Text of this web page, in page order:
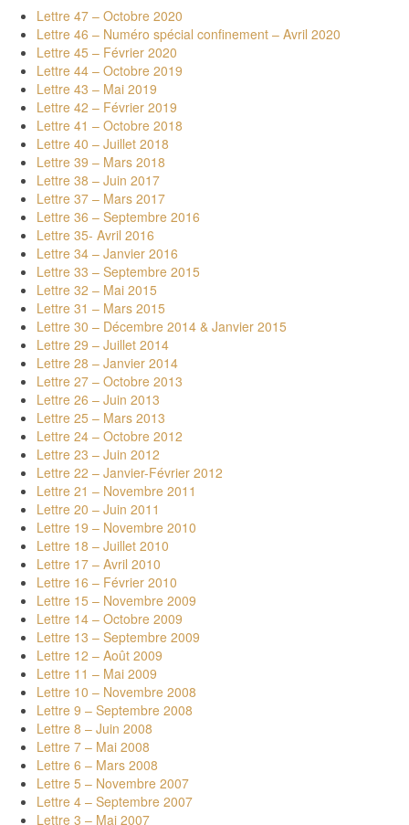
Lettre 47 – Octobre 2020
Lettre 46 – Numéro spécial confinement – Avril 2020
Lettre 45 – Février 2020
Lettre 44 – Octobre 2019
Lettre 43 – Mai 2019
Lettre 42 – Février 2019
Lettre 41 – Octobre 2018
Lettre 40 – Juillet 2018
Lettre 39 – Mars 2018
Lettre 38 – Juin 2017
Lettre 37 – Mars 2017
Lettre 36 – Septembre 2016
Lettre 35- Avril 2016
Lettre 34 – Janvier 2016
Lettre 33 – Septembre 2015
Lettre 32 – Mai 2015
Lettre 31 – Mars 2015
Lettre 30 – Décembre 2014 & Janvier 2015
Lettre 29 – Juillet 2014
Lettre 28 – Janvier 2014
Lettre 27 – Octobre 2013
Lettre 26 – Juin 2013
Lettre 25 – Mars 2013
Lettre 24 – Octobre 2012
Lettre 23 – Juin 2012
Lettre 22 – Janvier-Février 2012
Lettre 21 – Novembre 2011
Lettre 20 – Juin 2011
Lettre 19 – Novembre 2010
Lettre 18 – Juillet 2010
Lettre 17 – Avril 2010
Lettre 16 – Février 2010
Lettre 15 – Novembre 2009
Lettre 14 – Octobre 2009
Lettre 13 – Septembre 2009
Lettre 12 – Août 2009
Lettre 11 – Mai 2009
Lettre 10 – Novembre 2008
Lettre 9 – Septembre 2008
Lettre 8 – Juin 2008
Lettre 7 – Mai 2008
Lettre 6 – Mars 2008
Lettre 5 – Novembre 2007
Lettre 4 – Septembre 2007
Lettre 3 – Mai 2007